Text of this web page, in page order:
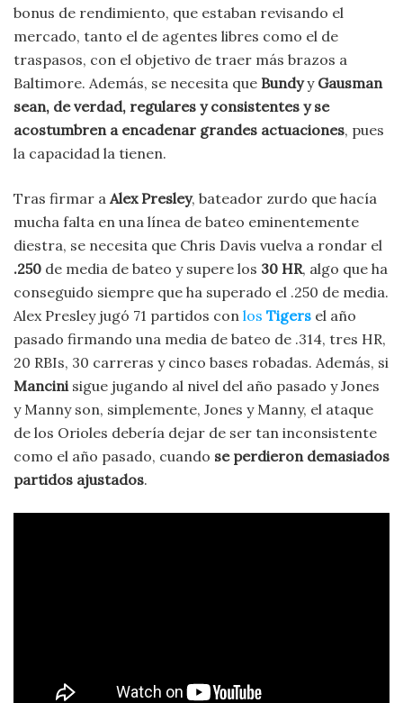
bonus de rendimiento, que estaban revisando el
mercado, tanto el de agentes libres como el de
traspasos, con el objetivo de traer más brazos a
Baltimore. Además, se necesita que Bundyy Gausman
sean, de verdad, regulares y consistentes y se
acostumbren a encadenar grandes actuaciones, pues
la capacidad la tienen.
Tras firmar a Alex Presley, bateador zurdo que hacía
mucha falta en una línea de bateo eminentemente
diestra, se necesita que Chris Davis vuelva a rondar el
.250 de media de bateo y supere los 30 HR, algo que ha
conseguido siempre que ha superado el .250 de media.
Alex Presley jugó 71 partidos con los Tigers el año
pasado firmando una media de bateo de .314, tres HR,
20 RBIs, 30 carreras y cinco bases robadas. Además, si
Mancinisigue jugando al nivel del año pasado y Jones
y Manny son, simplemente, Jones y Manny, el ataque
de los Orioles debería dejar de ser tan inconsistente
como el año pasado, cuando se perdieron demasiados
partidos ajustados.